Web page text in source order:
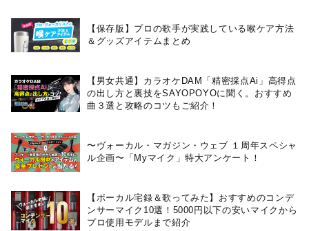
【保存版】プロの歌手が実践している喉ケア⽅法
＆グッズアイテムまとめ
【男女共通】カラオケDAM「精密採点Ai」高得点
の出し方と裏技をSAYOPOYOに聞く。おすすめ
曲３選と攻略のコツもご紹介！
〜ヴォーカル・マガジン・ウェブ １周年スペシャ
ル企画〜「Myマイク」特大アンケート！
【ボーカル宅録＆歌ってみた】おすすめのコンデ
ンサーマイク10選！5000円以下の安いマイクから
プロ使用モデルまで紹介